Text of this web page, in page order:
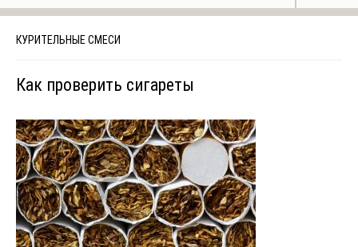
КУРИТЕЛЬНЫЕ СМЕСИ
Как проверить сигареты